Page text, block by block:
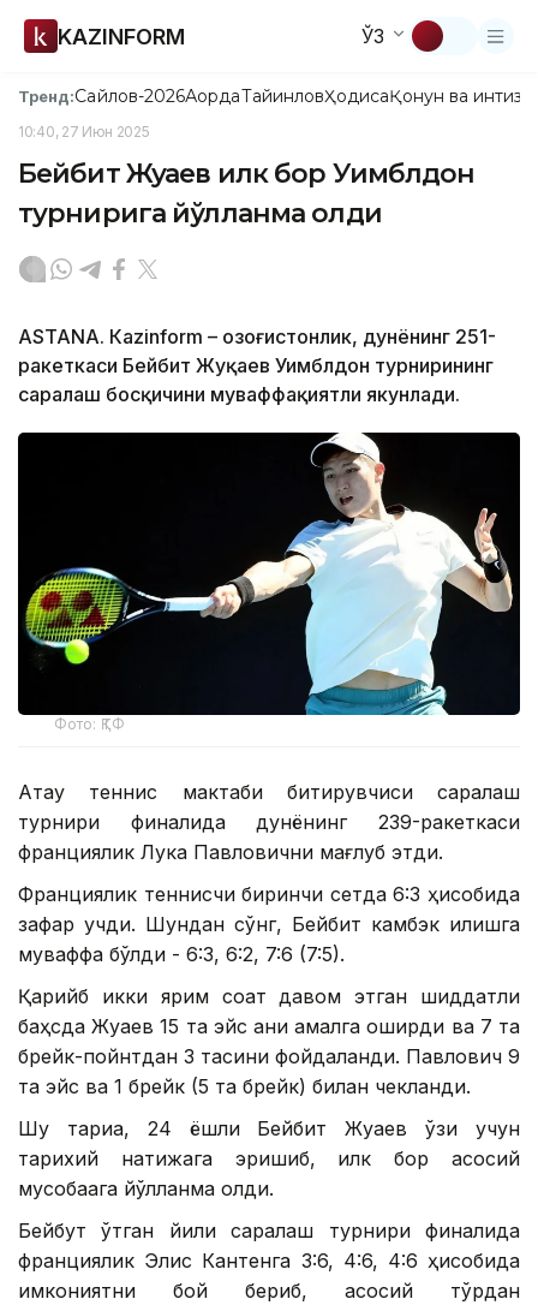
KAZINFORM ЎЗ
Тренд:Сайлов-2026АқордаТайинловҲодисаҚонун ва
10:40, 27 Июн 2025
Бейбит Жуқаев илк бор Уимблдон
турнирига йўлланма олди
ASTANА. Кazinform – Қозоғистонлик, дунёнинг 251-
ракеткаси Бейбит Жуқаев Уимблдон турнирининг
саралаш босқичини муваффақиятли якунлади.
Фото: ҚТФ
Ақтау теннис мактаби битирувчиси саралаш
турнири финалида дунёнинг 239-ракеткаси
франциялик Лука Павловични мағлуб этди.
Франциялик теннисчи биринчи сетда 6:3 ҳисобида
зафар қучди. Шундан сўнг, Бейбит камбэк қилишга
муваффақ бўлди - 6:3, 6:2, 7:6 (7:5).
Қарийб икки ярим соат давом этган шиддатли
баҳсда Жуқаев 15 та эйс аниқ амалга оширди ва 7 та
брейк-пойнтдан 3 тасини фойдаланди. Павлович 9
та эйс ва 1 брейк (5 та брейк) билан чекланди.
Шу тариқа, 24 ёшли Бейбит Жуқаев ўзи учун
тарихий натижага эришиб, илк бор асосий
мусобақага йўлланма олди.
Бейбут ўтган йили саралаш турнири финалида
франциялик Элис Кантенга 3:6, 4:6, 4:6 ҳисобида
имкониятни бой бериб, асосий тўрдан